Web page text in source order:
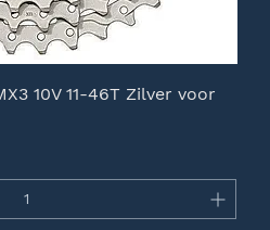
10V 11-46T Zilver voor